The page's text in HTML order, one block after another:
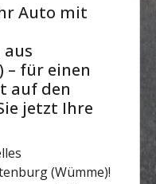
Auto mit
aus
– für einen
auf den
jetzt Ihre
(Wümme)!